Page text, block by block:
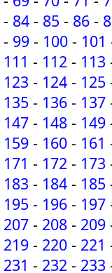
- 84 - 85 - 86 -
- 99 - 100 - 101
111 - 112 - 113
123 - 124 - 125
135 - 136 - 137
147 - 148 - 149
159 - 160 - 161
171 - 172 - 173
183 - 184 - 185
195 - 196 - 197
207 - 208 - 209
219 - 220 - 221
231 - 232 - 233